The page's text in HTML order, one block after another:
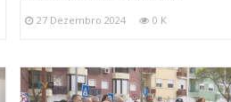
27 Dezembro 2024 0 K